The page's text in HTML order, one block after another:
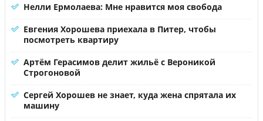
Нелли Ермолаева: Мне нравится моя свобода
Евгения Хорошева приехала в Питер, чтобы
посмотреть квартиру
Артём Герасимов делит жильё с Вероникой
Строгоновой
Сергей Хорошев не знает, куда жена спрятала их
машину